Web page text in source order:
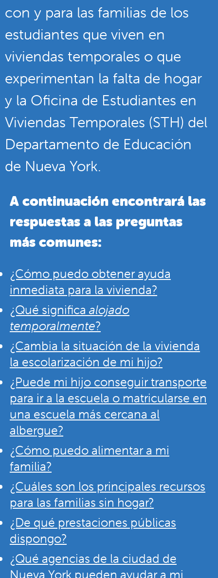
con y para las familias de los
estudiantes que viven en
viviendas temporales o que
experimentan la falta de hogar
y la Oficina de Estudiantes en
Viviendas Temporales (STH) del
Departamento de Educación
de Nueva York.
A continuación encontrará las
respuestas a las preguntas
más comunes:
¿Cómo puedo obtener ayuda
inmediata para la vivienda?
¿Qué significa alojado
temporalmente?
¿Cambia la situación de la vivienda
la escolarización de mi hijo?
¿Puede mi hijo conseguir transporte
para ir a la escuela o matricularse en
una escuela más cercana al
albergue?
¿Cómo puedo alimentar a mi
familia?
¿Cuáles son los principales recursos
para las familias sin hogar?
¿De qué prestaciones públicas
dispongo?
¿Qué agencias de la ciudad de
Nueva York pueden ayudar a mi